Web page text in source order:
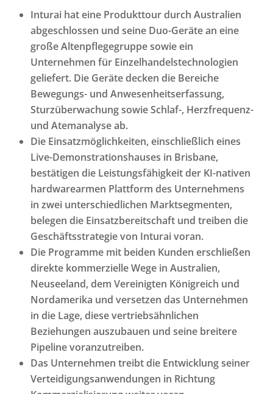
Inturai hat eine Produkttour durch Australien
abgeschlossen und seine Duo-Geräte an eine
große Altenpflegegruppe sowie ein
Unternehmen für Einzelhandelstechnologien
geliefert. Die Geräte decken die Bereiche
Bewegungs- und Anwesenheitserfassung,
Sturzüberwachung sowie Schlaf-, Herzfrequenz-
und Atemanalyse ab.
Die Einsatzmöglichkeiten, einschließlich eines
Live-Demonstrationshauses in Brisbane,
bestätigen die Leistungsfähigkeit der KI-nativen
hardwarearmen Plattform des Unternehmens
in zwei unterschiedlichen Marktsegmenten,
belegen die Einsatzbereitschaft und treiben die
Geschäftsstrategie von Inturai voran.
Die Programme mit beiden Kunden erschließen
direkte kommerzielle Wege in Australien,
Neuseeland, dem Vereinigten Königreich und
Nordamerika und versetzen das Unternehmen
in die Lage, diese vertriebsähnlichen
Beziehungen auszubauen und seine breitere
Pipeline voranzutreiben.
Das Unternehmen treibt die Entwicklung seiner
Verteidigungsanwendungen in Richtung